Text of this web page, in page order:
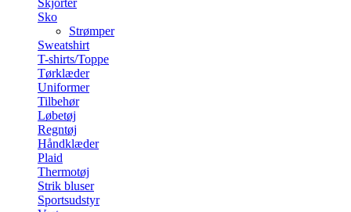
Skjorter
Sko
Strømper
Sweatshirt
T-shirts/Toppe
Tørklæder
Uniformer
Tilbehør
Løbetøj
Regntøj
Håndklæder
Plaid
Thermotøj
Strik bluser
Sportsudstyr